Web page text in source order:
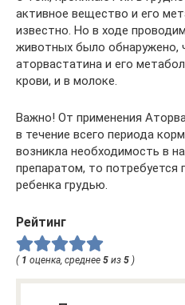
активное вещество и его
известно. Но в ходе
животных было обнаружено,
аторвастатина и его
крови, и в молоке.
Важно! От применения
в течение всего периода
возникла необходимость в
препаратом, то потребуется
ребенка грудью.
Рейтинг
( 1 оценка, среднее 5 из 5 )